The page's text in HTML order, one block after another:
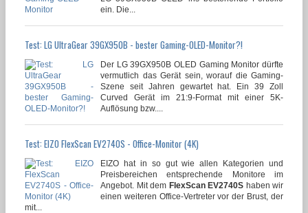
ein. Die...
Test: LG UltraGear 39GX950B - bester Gaming-OLED-Monitor?!
Der LG 39GX950B OLED Gaming Monitor dürfte
vermutlich das Gerät sein, worauf die Gaming-
Szene seit Jahren gewartet hat. Ein 39 Zoll
Curved Gerät im 21:9-Format mit einer 5K-
Auflösung bzw....
Test: EIZO FlexScan EV2740S - Office-Monitor (4K)
EIZO hat in so gut wie allen Kategorien und
Preisbereichen entsprechende Monitore im
Angebot. Mit dem FlexScan EV2740S haben wir
einen weiteren Office-Vertreter vor der Brust, der
mit...